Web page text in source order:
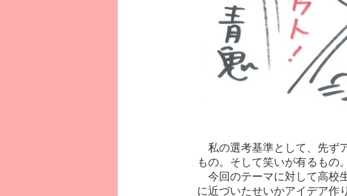
私の選考基準として、先ず
もの。そして笑いが有るもの。
今回のテーマに対して高校
に近づいたせいかアイデア作